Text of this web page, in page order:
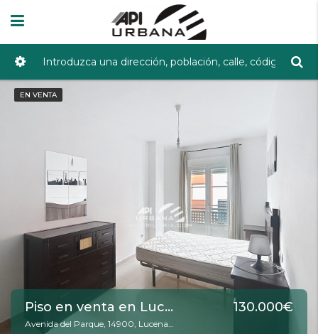
EN VENTA
Piso en venta en Lucena de 75 m2 REF:5352
Avenida del Parque, 14900, Lucena, Córdoba
130.000€